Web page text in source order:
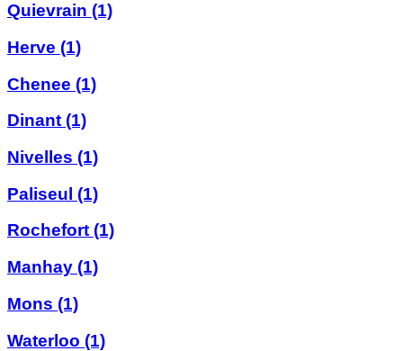
Quievrain (1)
Herve (1)
Chenee (1)
Dinant (1)
Nivelles (1)
Paliseul (1)
Rochefort (1)
Manhay (1)
Mons (1)
Waterloo (1)